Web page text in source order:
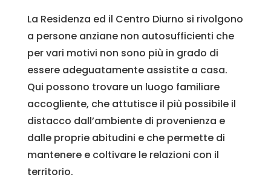
La Residenza ed il Centro Diurno si rivolgono
a persone anziane non autosufficienti che
per vari motivi non sono più in grado di
essere adeguatamente assistite a casa.
Qui possono trovare un luogo familiare
accogliente, che attutisce il più possibile il
distacco dall’ambiente di provenienza e
dalle proprie abitudini e che permette di
mantenere e coltivare le relazioni con il
territorio.